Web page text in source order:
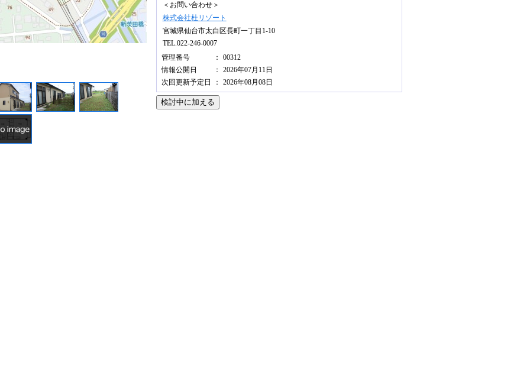
＜お問い合わせ＞
株式会社杜リゾート
宮城県仙台市太白区長町一丁目1-10
TEL.022-246-0007
管理番号
：
00312
情報公開日
：
2026年07月11日
次回更新予定日
： 2026年08月08日